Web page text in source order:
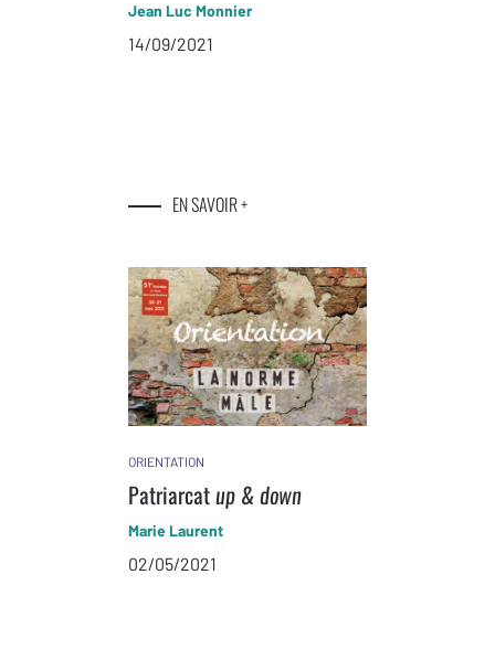
Jean Luc Monnier
14/09/2021
EN SAVOIR +
ORIENTATION
Patriarcatup & down
Marie Laurent
02/05/2021